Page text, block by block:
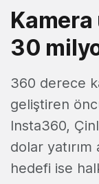
30
360 derece
geliştiren
Insta360,
dolar
hedefi ise